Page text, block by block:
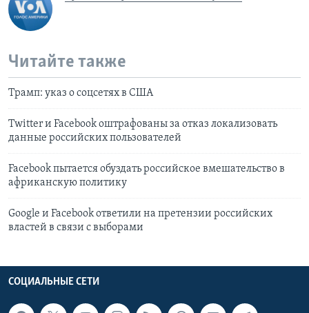
Читайте также
Трамп: указ о соцсетях в США
Twitter и Facebook оштрафованы за отказ локализовать
данные российских пользователей
Facebook пытается обуздать российское вмешательство в
африканскую политику
Google и Facebook ответили на претензии российских
властей в связи с выборами
СОЦИАЛЬНЫЕ СЕТИ